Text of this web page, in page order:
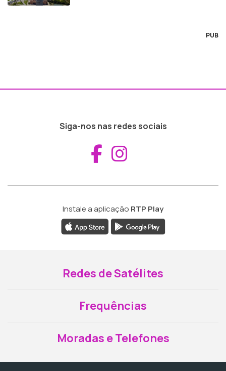
PUB
Siga-nos nas redes sociais
Aceder ao
Instale a aplicação RTP Play
Redes de Satélites
Frequências
Moradas e Telefones